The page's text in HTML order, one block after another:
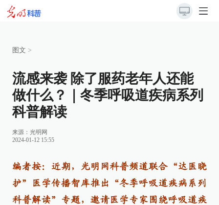
图文 >
流感来袭 除了服药老年人还能
做什么？｜冬季呼吸道疾病系列
科普解读
来源： 光明网
2024-01-12 15:55
编者按：近期，光明网科普频道联合“达医晓
护”医学传播智库推出“冬季呼吸道疾病系列
科普解读”专题，邀请医学专家围绕呼吸道疾